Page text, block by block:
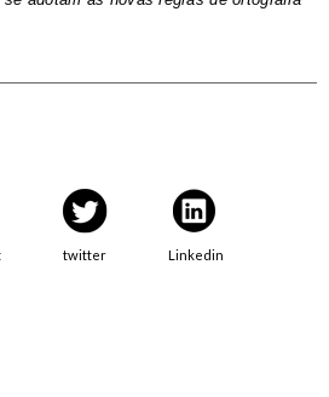
twitter Linkedin